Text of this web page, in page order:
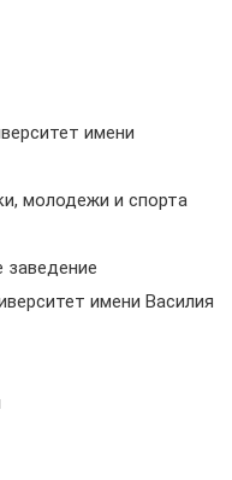
имени
молодежи и спорта
заведение
имени Василия